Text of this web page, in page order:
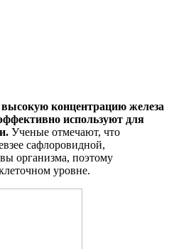
концентрацию железа
используют для
Ученые отмечают, что
сафлоровидной,
организма, поэтому
уровне.